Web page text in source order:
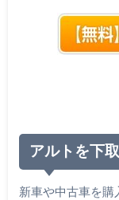
アルトを下
新車や中古車を購